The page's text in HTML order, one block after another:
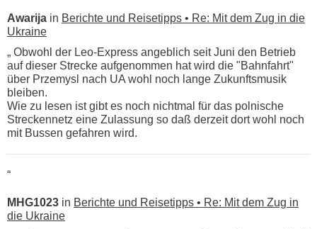
Awarija in Berichte und Reisetipps • Re: Mit dem Zug in die
Ukraine
„ Obwohl der Leo-Express angeblich seit Juni den Betrieb
auf dieser Strecke aufgenommen hat wird die "Bahnfahrt"
über Przemysl nach UA wohl noch lange Zukunftsmusik
bleiben.
Wie zu lesen ist gibt es noch nichtmal für das polnische
Streckennetz eine Zulassung so daß derzeit dort wohl noch
mit Bussen gefahren wird.
“
MHG1023 in Berichte und Reisetipps • Re: Mit dem Zug in
die Ukraine